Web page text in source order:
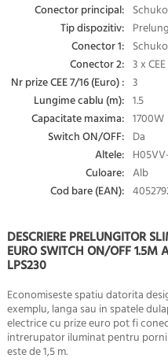
Conector principal: Schuko
Tip dispozitiv:
Conector 1:
Conector 2: 3 x
Nr prize CEE 7/16 (Euro) : 3
Lungime cablu (m): 1.5
Capacitate maxima: 1700W
Switch ON/OFF: Da
Altele:
Culoare: Alb
Cod bare (EAN):
DESCRIERE PRELUNGITOR
EURO SWITCH ON/OFF 1.5M
LPS230
Economiseste spatiu datorita
exemplu, langa sau in spatele
electrice cu prize euro pot fi
intrerupator iluminat pentru
este de 1,5 m.